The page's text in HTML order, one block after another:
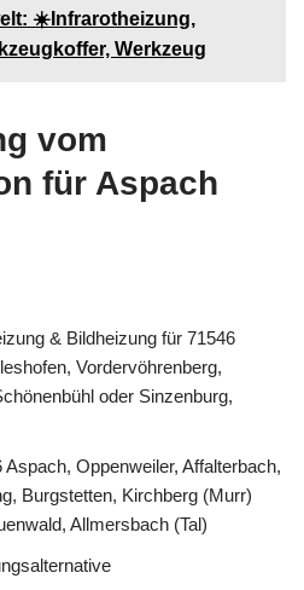
☀️Infrarotheizung,
Werkzeug
vom
für Aspach
& Bildheizung für 71546
Vordervöhrenberg,
oder Sinzenburg,
Oppenweiler, Affalterbach,
Burgstetten, Kirchberg (Murr)
Allmersbach (Tal)